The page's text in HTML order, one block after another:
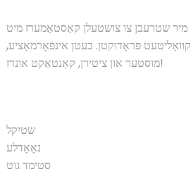
מיר שטרעבן צו צושטעלן קאַסטאַמערז מיט
קוואַליטעט פּראָדוקטן. בעטן אינפֿאָרמאַציע,
מוסטער און ציטירן, קאָנטאַקט אונדז!
שטיקל
נאָאָדלע
סטימד גוט